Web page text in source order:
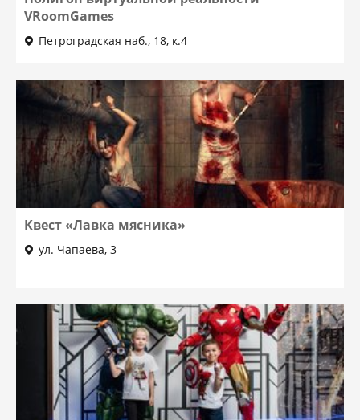
VRoomGames
Петроградская наб., 18, к.4
Квест «Лавка мясника»
ул. Чапаева, 3